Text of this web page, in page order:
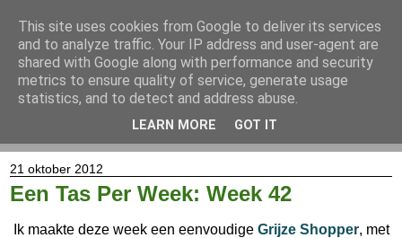
21 oktober 2012
Een Tas Per Week: Week 42
Ik maakte deze week een eenvoudige Grijze Shopper, met
This site uses cookies from Google to deliver its services
and to analyze traffic. Your IP address and user-agent are
shared with Google along with performance and security
metrics to ensure quality of service, generate usage
statistics, and to detect and address abuse.
LEARN MORE GOT IT